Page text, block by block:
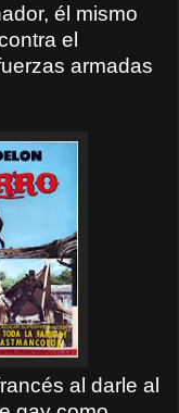
él mismo
el
armadas
al darle al